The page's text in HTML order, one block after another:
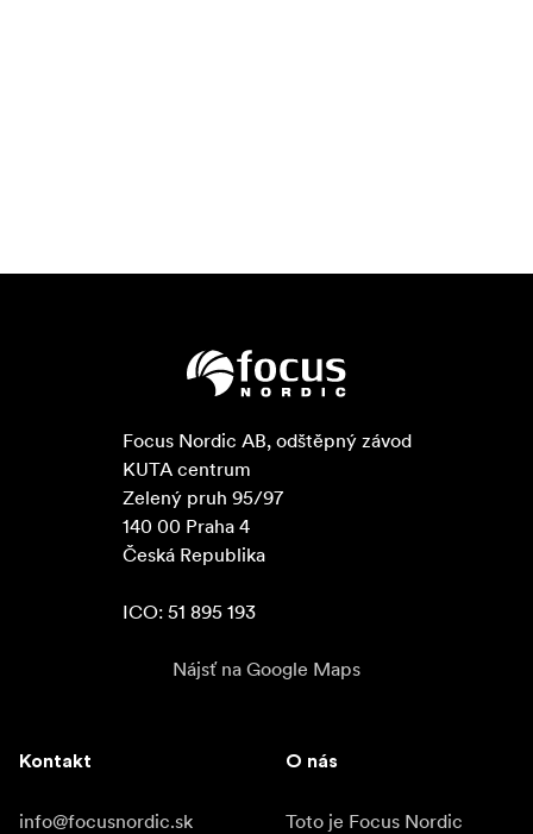
Focus Nordic AB, odštěpný závod
KUTA centrum
Zelený pruh 95/97
140 00 Praha 4
Česká Republika
ICO: 51 895 193
Nájsť na Google Maps
Kontakt
info@focusnordic.sk
O nás
Toto je Focus Nordic